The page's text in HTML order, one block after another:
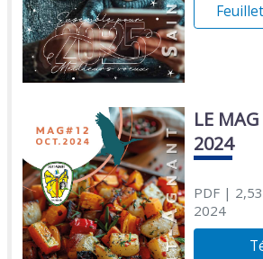
LE
2024
PDF| 2,53
2024